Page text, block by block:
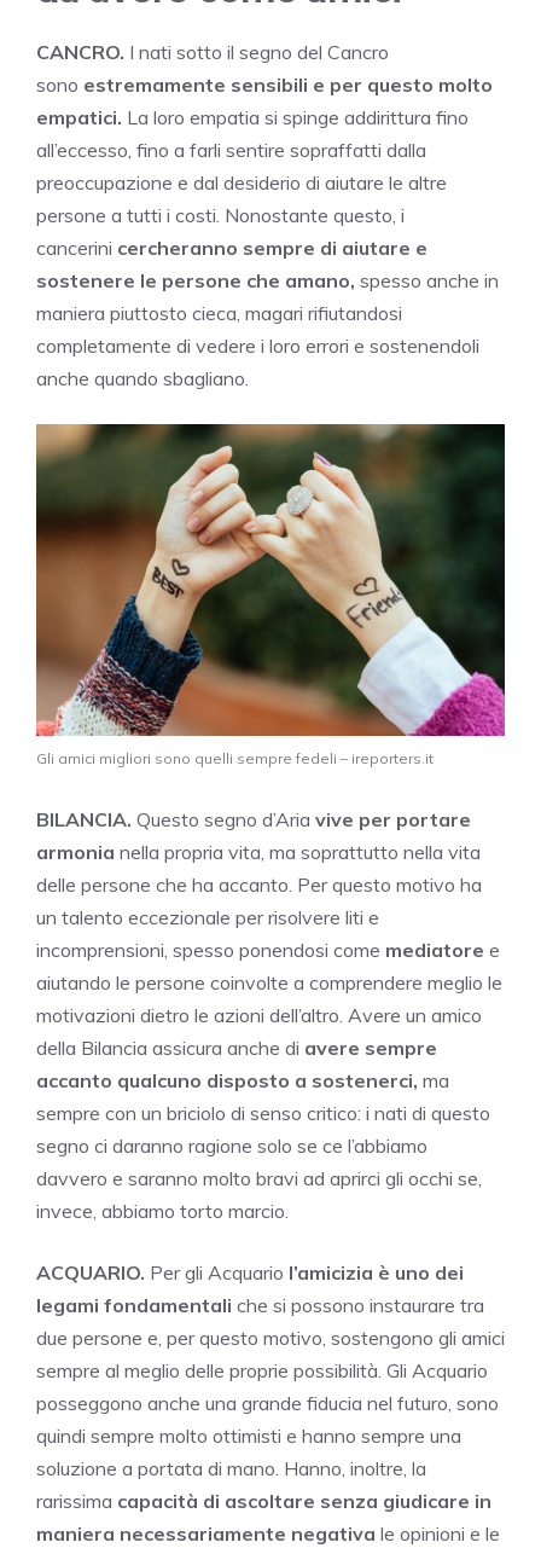
CANCRO. I nati sotto il segno del Cancro
sono estremamente sensibili e per questo molto
empatici. La loro empatia si spinge addirittura fino
all’eccesso, fino a farli sentire sopraffatti dalla
preoccupazione e dal desiderio di aiutare le altre
persone a tutti i costi. Nonostante questo, i
cancerini cercheranno sempre di aiutare e
sostenere le persone che amano, spesso anche in
maniera piuttosto cieca, magari rifiutandosi
completamente di vedere i loro errori e sostenendoli
anche quando sbagliano.
Gli amici migliori sono quelli sempre fedeli – ireporters.it
BILANCIA. Questo segno d’Aria vive per portare
armonia nella propria vita, ma soprattutto nella vita
delle persone che ha accanto. Per questo motivo ha
un talento eccezionale per risolvere liti e
incomprensioni, spesso ponendosi come mediatore e
aiutando le persone coinvolte a comprendere meglio le
motivazioni dietro le azioni dell’altro. Avere un amico
della Bilancia assicura anche di avere sempre
accanto qualcuno disposto a sostenerci, ma
sempre con un briciolo di senso critico: i nati di questo
segno ci daranno ragione solo se ce l’abbiamo
davvero e saranno molto bravi ad aprirci gli occhi se,
invece, abbiamo torto marcio.
ACQUARIO. Per gli Acquario l’amicizia è uno dei
legami fondamentali che si possono instaurare tra
due persone e, per questo motivo, sostengono gli amici
sempre al meglio delle proprie possibilità. Gli Acquario
posseggono anche una grande fiducia nel futuro, sono
quindi sempre molto ottimisti e hanno sempre una
soluzione a portata di mano. Hanno, inoltre, la
rarissima capacità di ascoltare senza giudicare in
maniera necessariamente negativa le opinioni e le